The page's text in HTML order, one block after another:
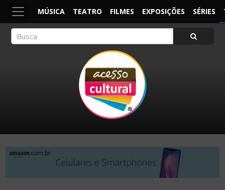
MÚSICA TEATRO FILMES EXPOSIÇÕES SÉRIES